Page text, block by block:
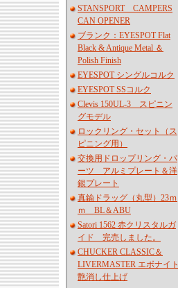
STANSPORT CAMPERS
CAN OPENER
ブランク：EYESPOT Flat
Black & Antique Metal ＆
Polish Finish
EYESPOT シングルコルク
EYESPOT SSコルク
Clevis 150UL-3 スピニン
グモデル
ロックリング・セット（ス
ピニング用）
交換用ドロップリング・パ
ーツ アルミプレート＆洋
銀プレート
真鍮ドラッグ（丸型）23ｍ
ｍ BL＆ABU
Satori 1562 赤クリスタルガ
イド 完売しました。
CHUCKER CLASSIC＆
LIVERMASTER エボナイト
艶消し仕上げ